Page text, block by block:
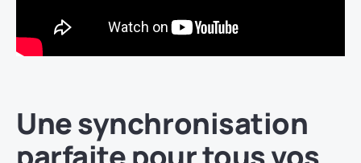
Une synchronisation